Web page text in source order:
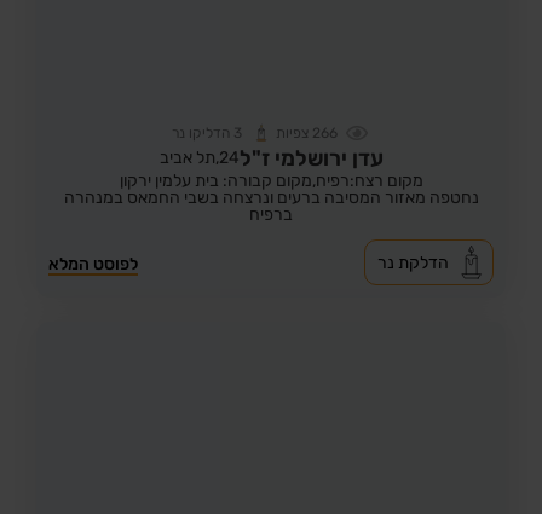
266 צפיות 3 הדליקו נר
עדן ירושלמי ז"ל24, תל אביב
מקום רצח:רפיח,מקום קבורה: בית עלמין ירקון
נחטפה מאזור המסיבה ברעים ונרצחה בשבי החמאס במנהרה
ברפיח
לפוסט המלא הדלקת נר